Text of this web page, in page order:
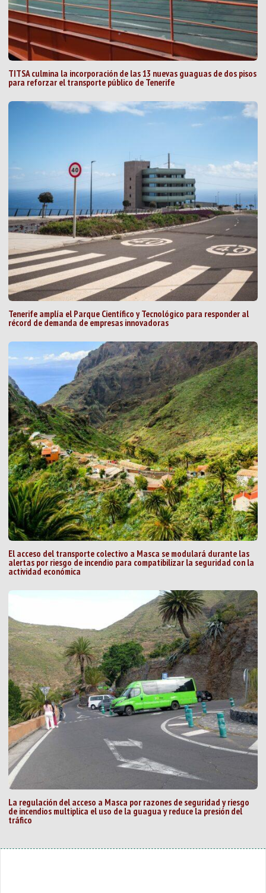
TITSA culmina la incorporación de las 13 nuevas guaguas de dos pisos
para reforzar el transporte público de Tenerife
Tenerife amplía el Parque Científico y Tecnológico para responder al
récord de demanda de empresas innovadoras
El acceso del transporte colectivo a Masca se modulará durante las
alertas por riesgo de incendio para compatibilizar la seguridad con la
actividad económica
La regulación del acceso a Masca por razones de seguridad y riesgo
de incendios multiplica el uso de la guagua y reduce la presión del
tráfico